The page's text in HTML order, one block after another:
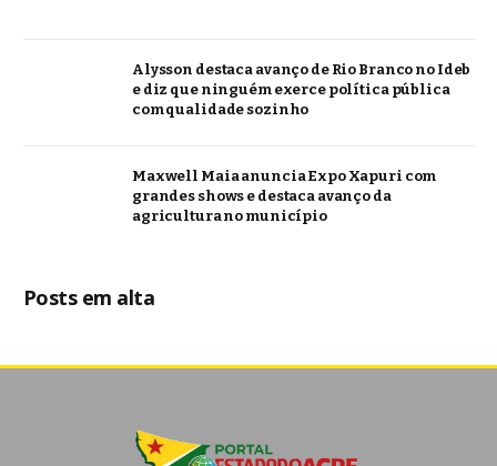
Alysson destaca avanço de Rio Branco no Ideb
e diz que ninguém exerce política pública
com qualidade sozinho
Maxwell Maia anuncia Expo Xapuri com
grandes shows e destaca avanço da
agricultura no município
Posts em alta